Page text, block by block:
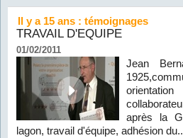
Il y a 15 ans : témoignages
TRAVAIL D'EQUIPE
01/02/2011
Jean
après la
lagon, travail d'équipe, adhésion